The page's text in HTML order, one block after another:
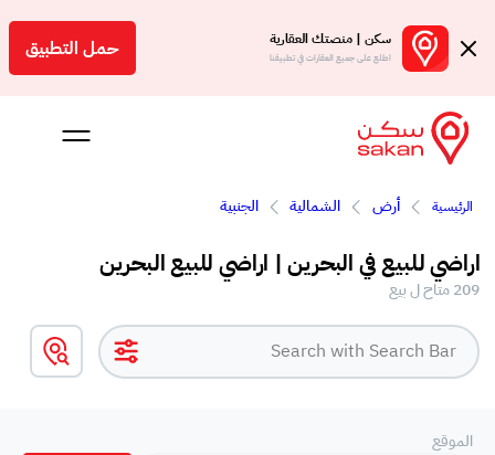
سكن | منصتك العقارية
اطلع على جميع العقارات في تطبيقنا حمل التطبيق
بالعمولة
الرئيسية أرض الشمالية الجنبية
اراضي للبيع في البحرين | اراضي للبيع البحرين
209 متاح ل بيع
الموقع